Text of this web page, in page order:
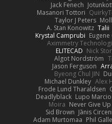
Jack Fenech
Masanori Tottori
Taylor J Peters
A. Stan Konowitz Talii
Krystal Camprubi
Aximmetry
ELITECAD Nick
Algot Nordström
Jason Ferguson
Byeong Chul JIN
Michael Dunkley Alex
Frode Lund Tharaldsen
Deadlyblack Lupo Marcio
Moira Never Give Up
Sid Brown Jānis
Adam Murtomaa Phil